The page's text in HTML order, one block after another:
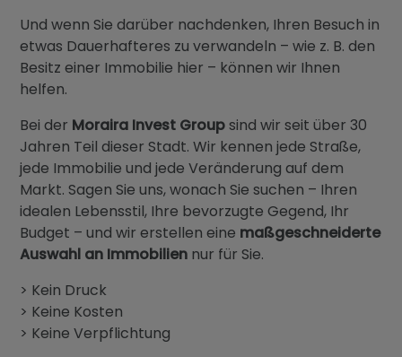
Und wenn Sie darüber nachdenken, Ihren Besuch in
etwas Dauerhafteres zu verwandeln – wie z. B. den
Besitz einer Immobilie hier – können wir Ihnen
helfen.
Bei der Moraira Invest Groupsind wir seit über 30
Jahren Teil dieser Stadt. Wir kennen jede Straße,
jede Immobilie und jede Veränderung auf dem
Markt. Sagen Sie uns, wonach Sie suchen – Ihren
idealen Lebensstil, Ihre bevorzugte Gegend, Ihr
Budget – und wir erstellen eine maßgeschneiderte
Auswahl an Immobilien nur für Sie.
> Kein Druck
> Keine Kosten
> Keine Verpflichtung